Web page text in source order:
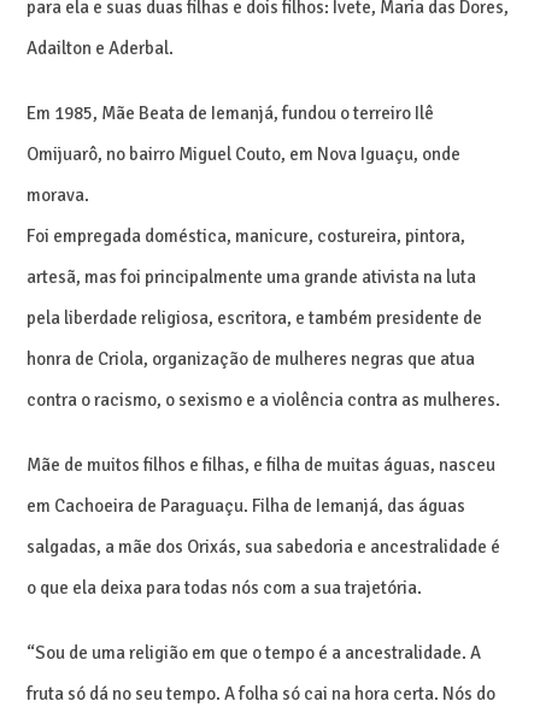
para ela e suas duas filhas e dois filhos: Ivete, Maria das Dores,
Adailton e Aderbal.
Em 1985, Mãe Beata de Iemanjá, fundou o terreiro Ilê
Omijuarô, no bairro Miguel Couto, em Nova Iguaçu, onde
morava.
Foi empregada doméstica, manicure, costureira, pintora,
artesã, mas foi principalmente uma grande ativista na luta
pela liberdade religiosa, escritora, e também presidente de
honra de Criola, organização de mulheres negras que atua
contra o racismo, o sexismo e a violência contra as mulheres.
Mãe de muitos filhos e filhas, e filha de muitas águas, nasceu
em Cachoeira de Paraguaçu. Filha de Iemanjá, das águas
salgadas, a mãe dos Orixás, sua sabedoria e ancestralidade é
o que ela deixa para todas nós com a sua trajetória.
“Sou de uma religião em que o tempo é a ancestralidade. A
fruta só dá no seu tempo. A folha só cai na hora certa. Nós do